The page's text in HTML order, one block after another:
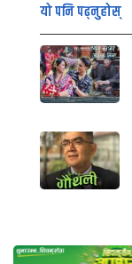
यो पनि पढ्नुहोस्